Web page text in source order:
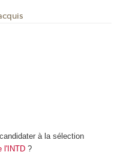
à la sélection
l'INTD ?